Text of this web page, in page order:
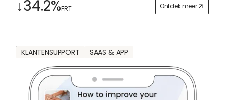
↓34.2%FRT Ontdek meer
KLANTENSUPPORT SAAS & APP